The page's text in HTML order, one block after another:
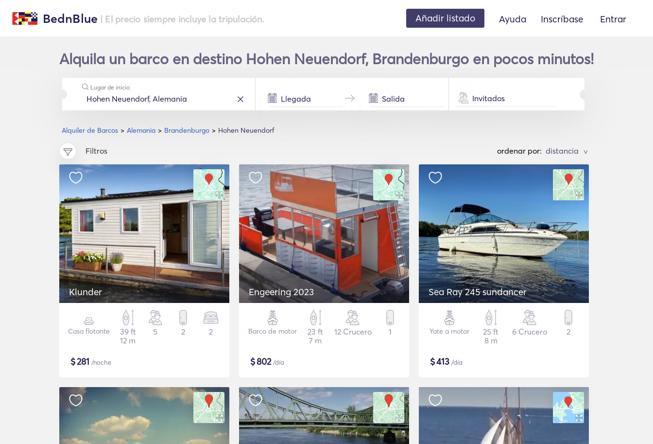
BednBlue | El precio siempre incluye la tripulación. Añadir listado Ayuda Inscríbase Entrar
Alquila un barco en destino Hohen Neuendorf, Brandenburgo en pocos minutos!
Alquiler de Barcos Alemania Brandenburgo Hohen Neuendorf
Lugar de inicio
Invitados
Filtros ordenar por: >
Klunder
Casa flotante
39 ft
12 m
5 2 2
$281 /noche
Engeering 2023
Barco de motor
23 ft
7 m
12 Crucero 1
$802/día
Sea Ray 245 sundancer
Yate a motor
25 ft
8 m
6 Crucero 2
$413 /día